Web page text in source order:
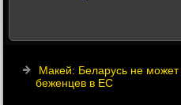
Макей: Беларусь не может
беженцев в ЕС